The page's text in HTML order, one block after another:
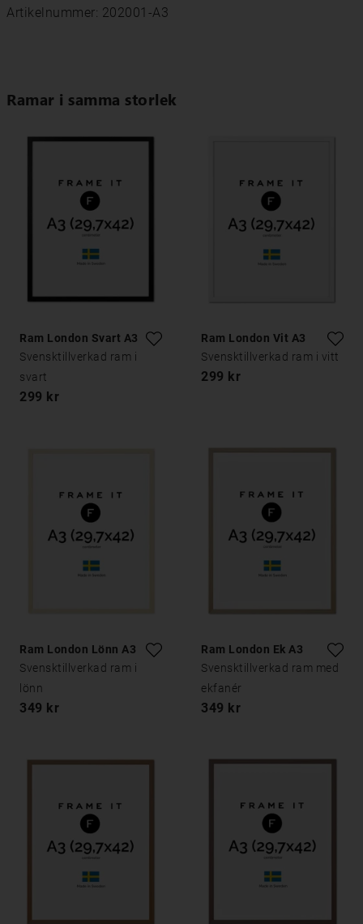
Artikelnummer: 202001-A3
Ramar i samma storlek
Ram London Svart A3
Svensktillverkad ram i
svart
299 kr
Ram London Vit A3
Svensktillverkad ram i vitt
299 kr
Ram London Lönn A3
Svensktillverkad ram i
lönn
349 kr
Ram London Ek A3
Svensktillverkad ram med
ekfanér
349 kr